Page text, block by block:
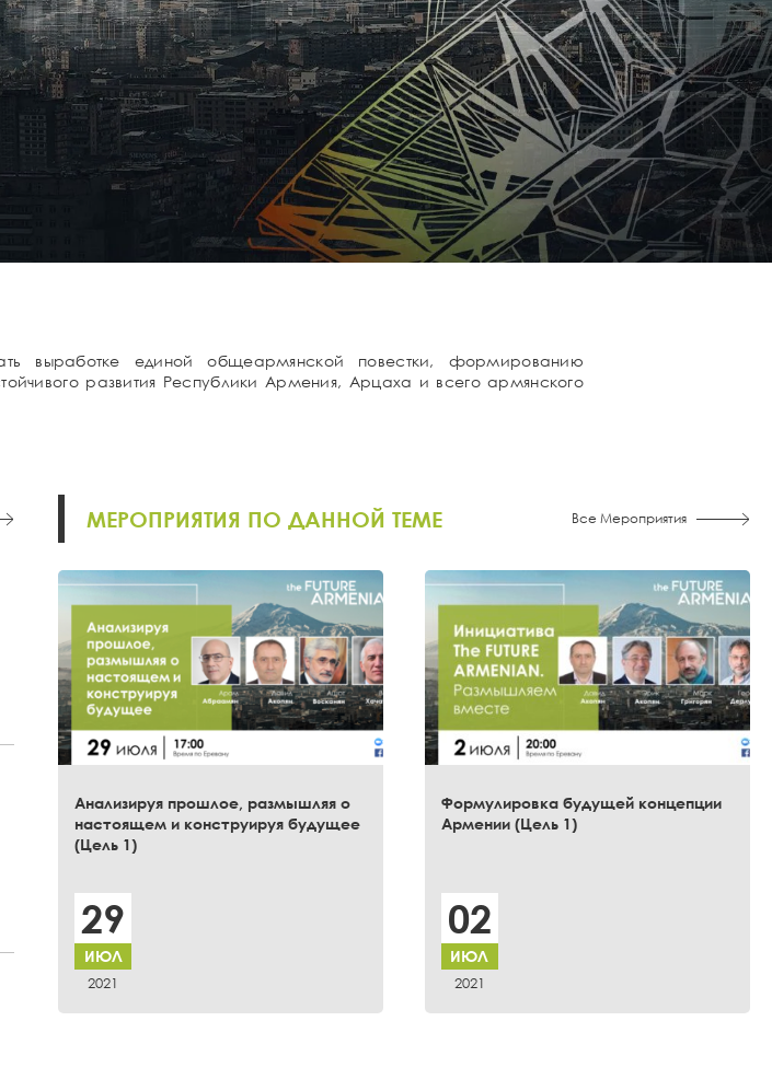
выработке единой общеармянской повестки, формированию
развития Республики Армения, Арцаха и всего армянского
МЕРОПРИЯТИЯ ПО ДАННОЙ ТЕМЕ Все Мероприятия
Анализируя прошлое, размышляя о
настоящем и конструируя будущее
(Цель 1)
29
ИЮЛ
2021
Формулировка будущей концепции
Армении (Цель 1)
02
ИЮЛ
2021